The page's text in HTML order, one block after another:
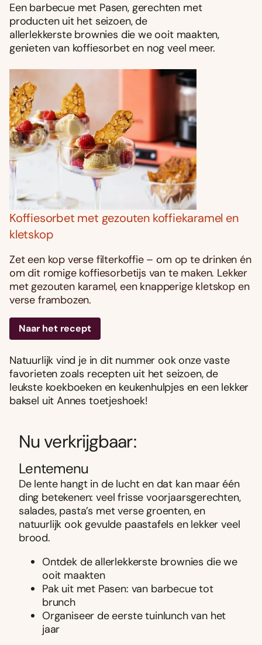
Een barbecue met Pasen, gerechten met
producten uit het seizoen, de
allerlekkerste brownies die we ooit maakten,
genieten van koffiesorbet en nog veel meer.
Koffiesorbet met gezouten koffiekaramel en
kletskop
Zet een kop verse filterkoffie – om op te drinken én
om dit romige koffiesorbetijs van te maken. Lekker
met gezouten karamel, een knapperige kletskop en
verse frambozen.
Naar het recept
Natuurlijk vind je in dit nummer ook onze vaste
favorieten zoals recepten uit het seizoen, de
leukste koekboeken en keukenhulpjes en een lekker
baksel uit Annes toetjeshoek!
Nu verkrijgbaar:
Lentemenu
De lente hangt in de lucht en dat kan maar één
ding betekenen: veel frisse voorjaarsgerechten,
salades, pasta’s met verse groenten, en
natuurlijk ook gevulde paastafels en lekker veel
brood.
Ontdek de allerlekkerste brownies die we
ooit maakten
Pak uit met Pasen: van barbecue tot
brunch
Organiseer de eerste tuinlunch van het
jaar